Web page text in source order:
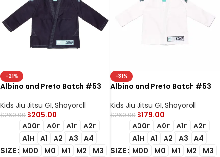
-21%
Albino and Preto Batch #53
Kids Jiu Jitsu GI, Shoyoroll
$260.00 $205.00
SIZE
A00F A0F A1F
A2F
A1H
A1 A2 A3
A4
M00
M0 M1 M2
M3
-31%
Albino and Preto Batch #53
Kids Jiu Jitsu GI, Shoyoroll
$260.00 $179.00
SIZE
A00F A0F A1F
A2F
A1H
A1 A2 A3
A4
M00
M0 M1 M2
M3